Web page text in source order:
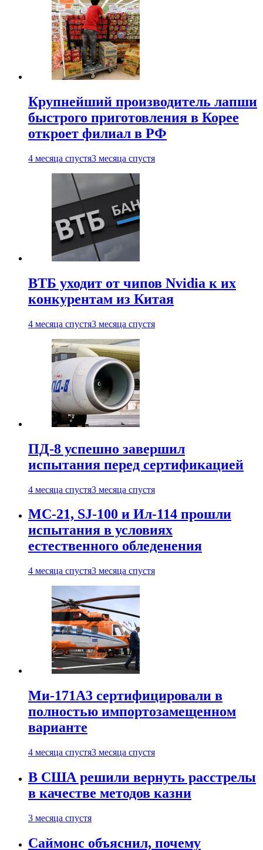
Крупнейший производитель лапши
быстрого приготовления в Корее
откроет филиал в РФ
4 месяца спустя3 месяца спустя
ВТБ уходит от чипов Nvidia к их
конкурентам из Китая
4 месяца спустя3 месяца спустя
ПД-8 успешно завершил
испытания перед сертификацией
4 месяца спустя3 месяца спустя
МС-21, SJ-100 и Ил-114 прошли
испытания в условиях
естественного обледенения
4 месяца спустя3 месяца спустя
Ми-171А3 сертифицировали в
полностью импортозамещенном
варианте
4 месяца спустя3 месяца спустя
В США решили вернуть расстрелы
в качестве методов казни
3 месяца спустя
Саймонс объяснил, почему